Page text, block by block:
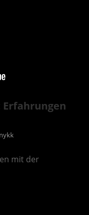
Erfahrungen
mit der